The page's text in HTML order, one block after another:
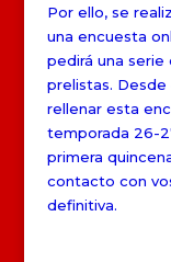
Por ello, se
una encuesta
pedirá una serie
prelistas.
rellenar esta
temporada 26-
primera
contacto con
definitiva.